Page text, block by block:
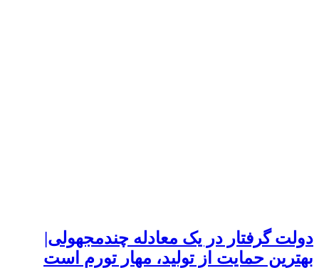
دولت گرفتار در یک معادله چندمجهولی|
بهترین حمایت از تولید، مهار تورم است